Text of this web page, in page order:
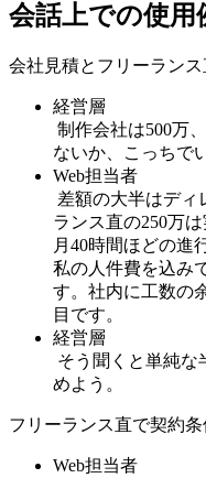
会話上での使用
会社見積とフリーラン
経営層
制作会社は500万、
ないか、こっちで
Web担当者
差額の大半はディ
ランス直の250万
月40時間ほどの進
私の人件費を込み
す。社内に工数の
目です。
経営層
そう聞くと単純な
めよう。
フリーランス直で契約
Web担当者